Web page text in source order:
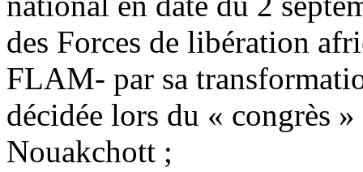
des Forces de libération
FLAM- par sa
décidée lors du « congrès
Nouakchott ;